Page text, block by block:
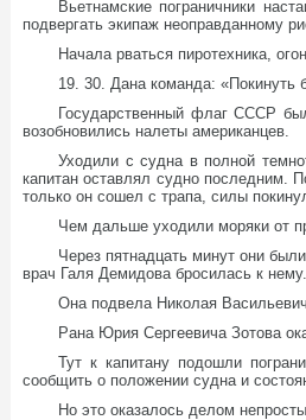
Вьетнамские пограничники
подвергать экипаж неоправданному
Начала рваться пиротехника,
19. 30. Дана команда: «Покинуть
Государственный флаг СССР
возобновились налеты американцев.
Уходили с судна в полной
капитан оставлял судно последним.
только он сошел с трапа, силы
Чем дальше уходили моряки от
Через пятнадцать минут они
врач Галя Демидова бросилась к нему.
Она подвела Николая
Рана Юрия Сергеевича Зотова
Тут к капитану подошли
сообщить о положении судна и
Но это оказалось делом